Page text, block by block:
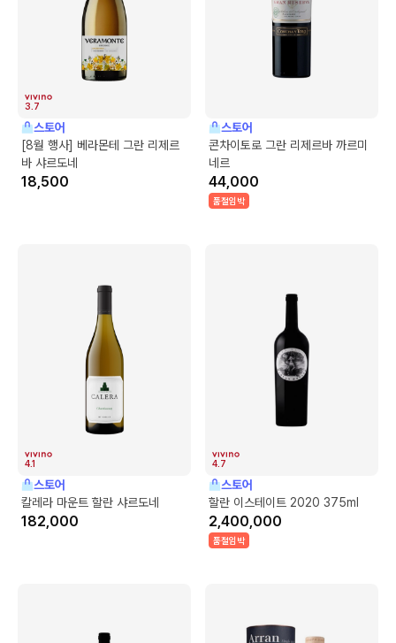
3.7
스토어
[8월 행사] 베라몬테 그란 리제르
바 샤르도네
18,500
스토어
콘차이토로 그란 리제르바 까르미
네르
44,000
품절임박
4.1
스토어
칼레라 마운트 할란 샤르도네
182,000
4.7
스토어
할란 이스테이트 2020 375ml
2,400,000
품절임박